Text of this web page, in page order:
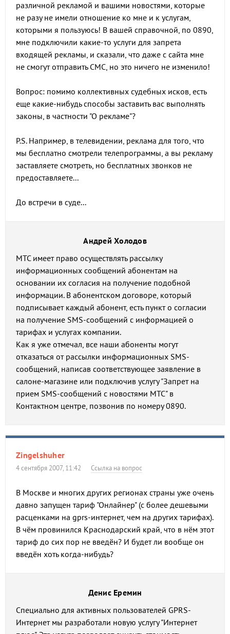
различной рекламой и вашими новостями, которые
не разу не имели отношение ко мне и к услугам,
которыми я пользуюсь! В вашей справочной, по 0890,
мне подключили какие-то услуги для запрета
входящей рекламы, и сказали, что даже с сайта мне
не смогут отправить СМС, но это ничего не изменило!
Вопрос: помимо коллективных судебных исков, есть
еще какие-нибудь способы заставить вас выполнять
законы, в частности "О рекламе"?
P.S. Например, в телевидении, реклама для того, что
мы бесплатно смотрели телепрограммы, а вы рекламу
заставляете смотреть, но бесплатных звонков не
предоставляете...
До встречи в суде...
Андрей Холодов
МТС имеет право осуществлять рассылку
информационных сообщений абонентам на
основании их согласия на получение подобной
информации. В абонентском договоре, который
подписывает каждый абонент, есть пункт о согласии
на получение SMS-сообщений с информацией о
тарифах и услугах компании.
Как я уже отмечал, все наши абоненты могут
отказаться от рассылки информационных SMS-
сообщений, написав соответствующее заявление в
салоне-магазине или подключив услугу "Запрет на
прием SMS-сообщений с новостями МТС" в
Контактном центре, позвонив по номеру 0890.
Zingelshuher
4 сентября 2007, 11:42 Ссылка на вопрос
В Москве и многих других регионах страны уже очень
давно запущен тариф "Онлайнер" (с более дешевыми
расценками на gprs-интернет, чем на других тарифах).
В чём провинился Краснодарский край, что в нём этот
тариф до сих пор не введён? И будет ли вообще он
введён хоть когда-нибудь?
Денис Еремин
Специально для активных пользователей GPRS-
Интернет мы разработали новую услугу "Интернет